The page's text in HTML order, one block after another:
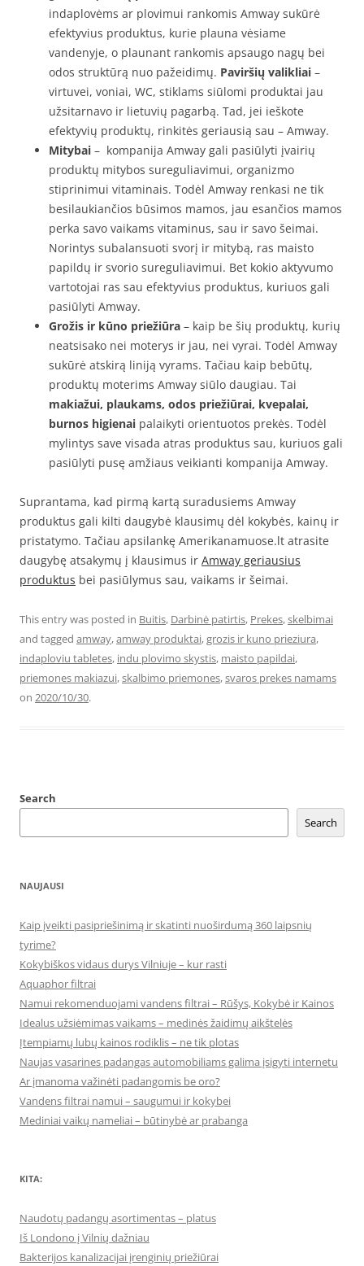
indaplovėms ar plovimui rankomis Amway sukūrė
efektyvius produktus, kurie plauna vėsiame
vandenyje, o plaunant rankomis apsaugo nagų bei
odos struktūrą nuo pažeidimų. Paviršių valikliai –
virtuvei, voniai, WC, stiklams siūlomi produktai jau
užsitarnavo ir lietuvių pagarbą. Tad, jei ieškote
efektyvių produktų, rinkitės geriausią sau – Amway.
Mitybai – kompanija Amway gali pasiūlyti įvairių
produktų mitybos sureguliavimui, organizmo
stiprinimui vitaminais. Todėl Amway renkasi ne tik
besilaukiančios būsimos mamos, jau esančios mamos
perka savo vaikams vitaminus, sau ir savo šeimai.
Norintys subalansuoti svorį ir mitybą, ras maisto
papildų ir svorio sureguliavimui. Bet kokio aktyvumo
vartotojai ras sau efektyvius produktus, kuriuos gali
pasiūlyti Amway.
Grožis ir kūno priežiūra – kaip be šių produktų, kurių
neatsisako nei moterys ir jau, nei vyrai. Todėl Amway
sukūrė atskirą liniją vyrams. Tačiau kaip bebūtų,
produktų moterims Amway siūlo daugiau. Tai
makiažui, plaukams, odos priežiūrai, kvepalai,
burnos higienai palaikyti orientuotos prekės. Todėl
mylintys save visada atras produktus sau, kuriuos gali
pasiūlyti pusę amžiaus veikianti kompanija Amway.
Suprantama, kad pirmą kartą suradusiems Amway
produktus gali kilti daugybė klausimų dėl kokybės, kainų ir
pristatymo. Tačiau apsilankę Amerikanamuose.lt atrasite
daugybę atsakymų į klausimus ir Amway geriausius
produktus bei pasiūlymus sau, vaikams ir šeimai.
This entry was posted in Buitis, Darbinė patirtis, Prekes,skelbimai
and tagged amway,amway produktai,grozis ir kuno prieziura,
indaploviu tabletes, indu plovimo skystis, maisto papildai,
priemones makiazui,skalbimo priemones,svaros prekes namams
on 2020/10/30.
Search
Search
NAUJAUSI
Kaip įveikti pasipriešinimą ir skatinti nuoširdumą 360 laipsnių
tyrime?
Kokybiškos vidaus durys Vilniuje – kur rasti
Aquaphor filtrai
Namui rekomenduojami vandens filtrai – Rūšys, Kokybė ir Kainos
Idealus užsiėmimas vaikams – medinės žaidimų aikštelės
Įtempiamų lubų kainos rodiklis – ne tik plotas
Naujas vasarines padangas automobiliams galima įsigyti internetu
Ar įmanoma važinėti padangomis be oro?
Vandens filtrai namui – saugumui ir kokybei
Mediniai vaikų nameliai – būtinybė ar prabanga
KITA:
Naudotų padangų asortimentas – platus
Iš Londono į Vilnių dažniau
Bakterijos kanalizacijai įrenginių priežiūrai